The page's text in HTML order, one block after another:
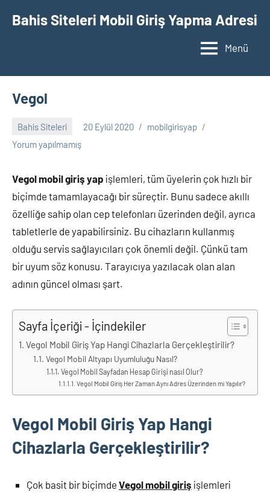
geçBahis Siteleri Mobil Giriş Yapma Adresi
Menü
Vegol
Bahis Siteleri 20 Eylül 2020
mobilgirisyap
Yorum yapılmamış
Vegol mobil giriş yap işlemleri, tüm üyelerin çok hızlı bir
biçimde tamamlayacağı bir süreçtir. Bunu sadece akıllı
özelliğe sahip olan cep telefonları üzerinden değil, ayrıca
tabletlerle de yapabilirsiniz. Bu cihazların kullanmış
olduğu servis sağlayıcıları çok önemli değil. Çünkü tam
bir uyum söz konusu. Tarayıcıya yazılacak olan alan
adının güncel olması şart.
Sayfa İçeriği - İçindekiler
Vegol Mobil Giriş Yap Hangi Cihazlarla Gerçekleştirilir?
Vegol Mobil Altyapı Uyumluluğu Nasıl?
Vegol Mobil Sayfadan Hesap Girişi nasıl Olur?
Vegol Mobil Giriş Her Zaman Aynı Adres Üzerinden mi Yapılır?
Vegol Mobil Giriş Yap Hangi
Cihazlarla Gerçekleştirilir?
Çok basit bir biçimde Vegol mobil giriş işlemleri